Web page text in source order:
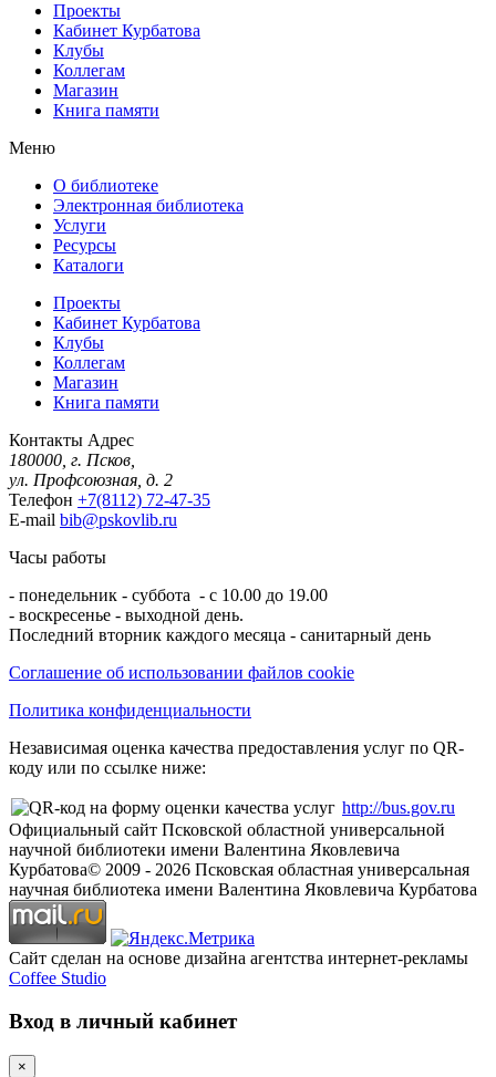
Проекты
Кабинет Курбатова
Клубы
Коллегам
Магазин
Книга памяти
Меню
О библиотеке
Электронная библиотека
Услуги
Ресурсы
Каталоги
Проекты
Кабинет Курбатова
Клубы
Коллегам
Магазин
Книга памяти
Контакты Адрес
180000, г. Псков,
ул. Профсоюзная, д. 2
Телефон +7(8112) 72-47-35
E-mail bib@pskovlib.ru
Часы работы
- понедельник - суббота - с 10.00 до 19.00
- воскресенье - выходной день.
Последний вторник каждого месяца - санитарный день
Соглашение об использовании файлов cookie
Политика конфиденциальности
Независимая оценка качества предоставления услуг по QR-
коду или по ссылке ниже:
http://bus.gov.ru
Официальный сайт Псковской областной универсальной
научной библиотеки имени Валентина Яковлевича
Курбатова© 2009 - 2026 Псковская областная универсальная
научная библиотека имени Валентина Яковлевича Курбатова
Сайт сделан на основе дизайна агентства интернет-рекламы
Coffee Studio
Вход в личный кабинет
×